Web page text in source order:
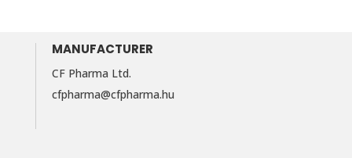
MANUFACTURER
CF Pharma Ltd.
cfpharma@cfpharma.hu